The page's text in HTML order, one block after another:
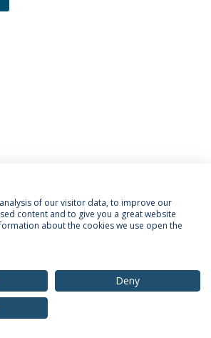
Termos & Condições
do Titular dos Dados
Católica Portuguesa
of our visitor data, to improve our
content and to give you a great website
about the cookies we use open the
Deny